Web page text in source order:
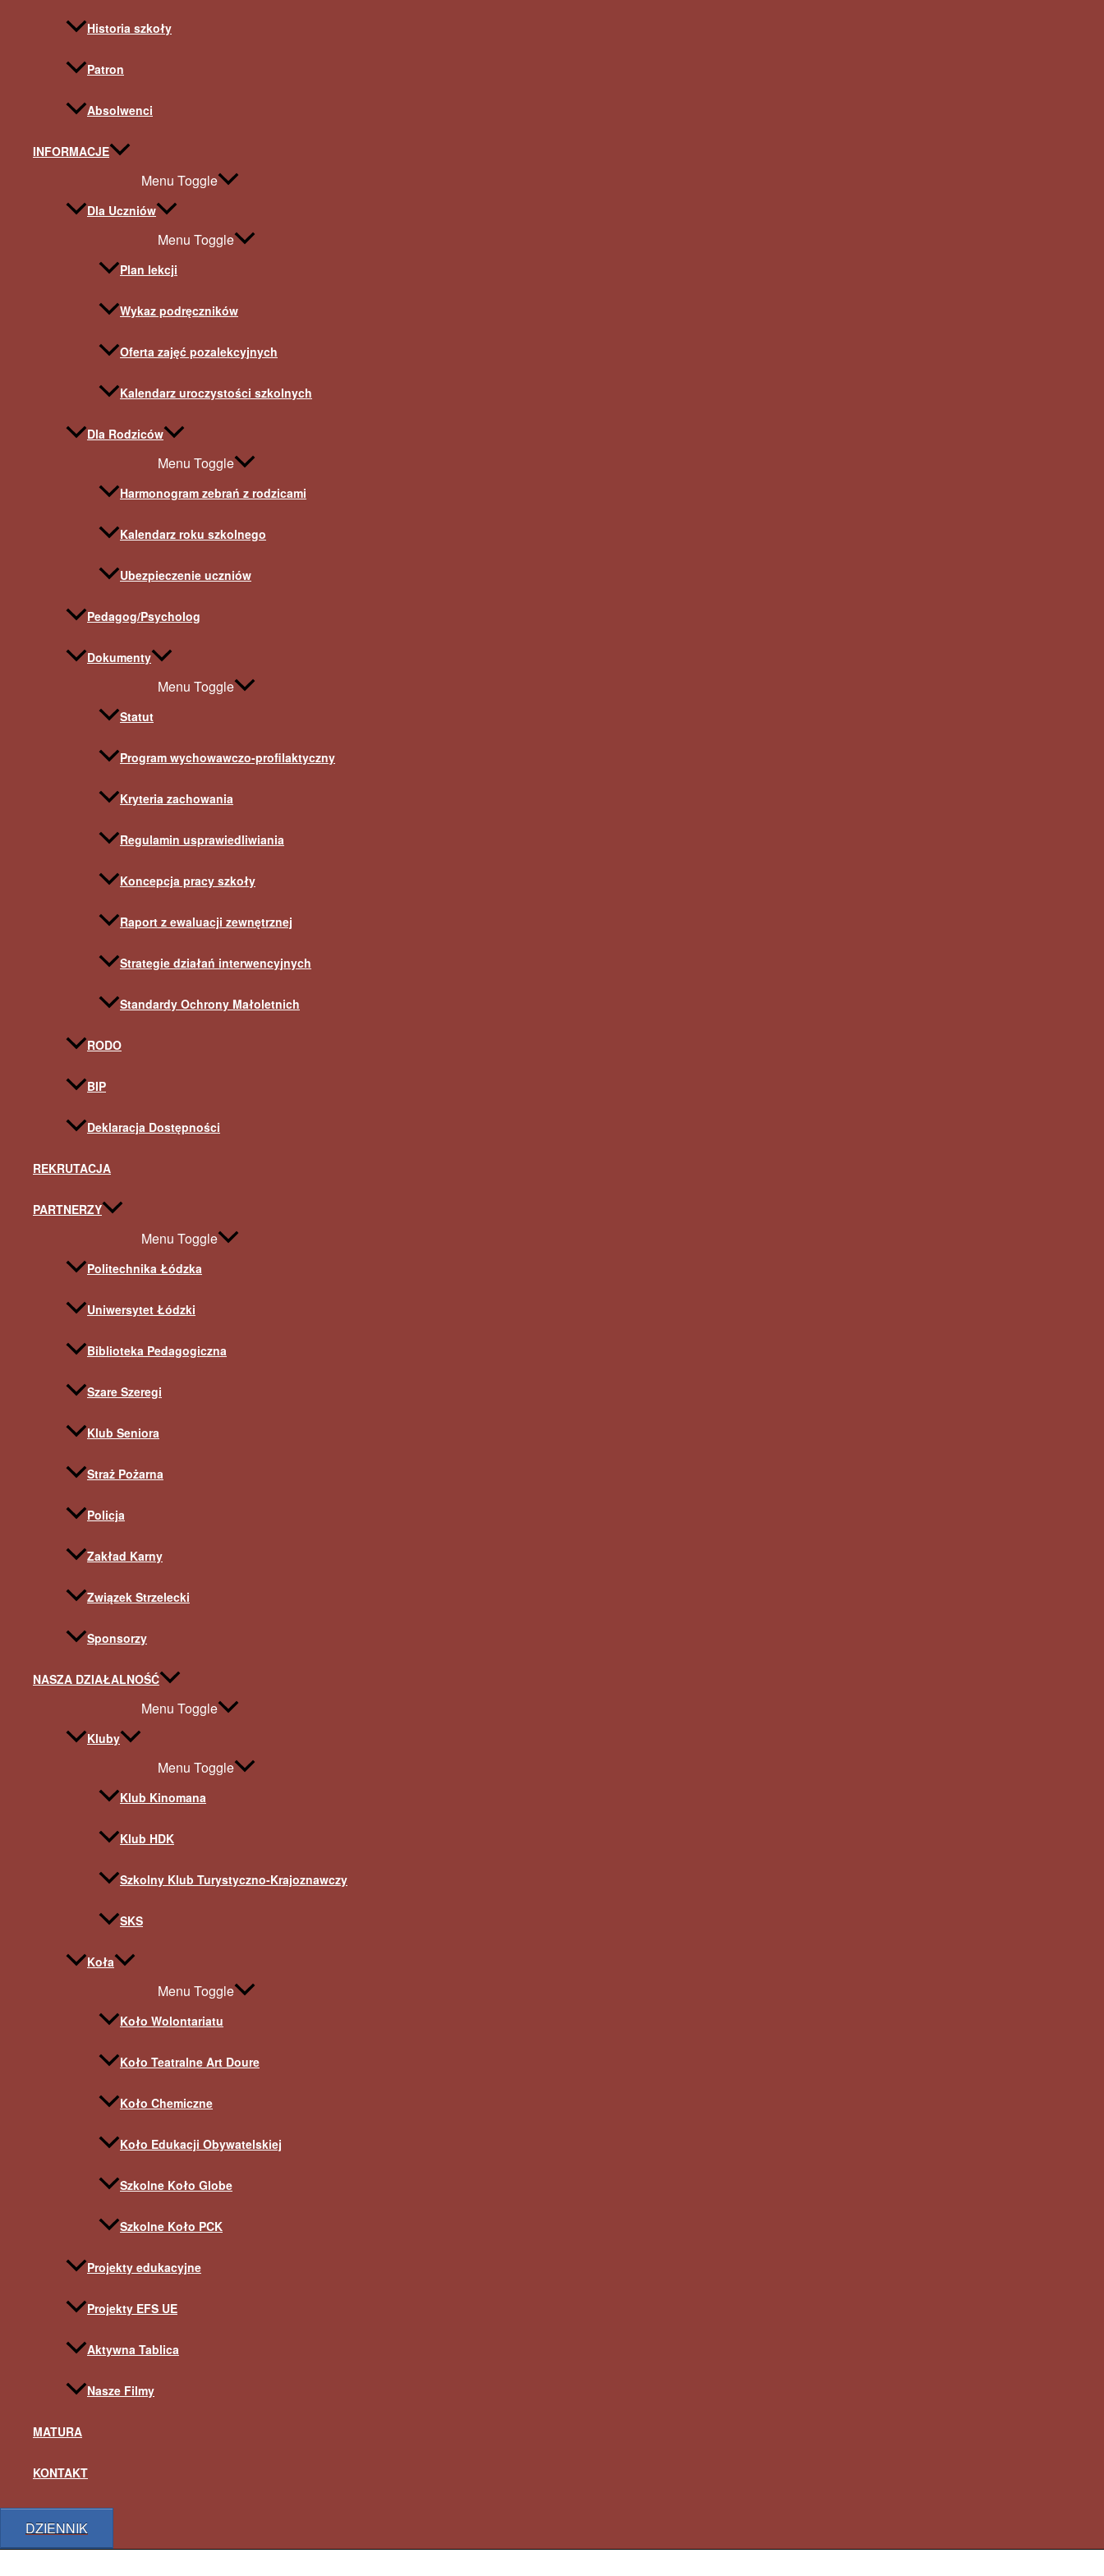
Historia szkoły
Patron
Absolwenci
INFORMACJE
Menu Toggle
Dla Uczniów
Menu Toggle
Plan lekcji
Wykaz podręczników
Oferta zajęć pozalekcyjnych
Kalendarz uroczystości szkolnych
Dla Rodziców
Menu Toggle
Harmonogram zebrań z rodzicami
Kalendarz roku szkolnego
Ubezpieczenie uczniów
Pedagog/Psycholog
Dokumenty
Menu Toggle
Statut
Program wychowawczo-profilaktyczny
Kryteria zachowania
Regulamin usprawiedliwiania
Koncepcja pracy szkoły
Raport z ewaluacji zewnętrznej
Strategie działań interwencyjnych
Standardy Ochrony Małoletnich
RODO
BIP
Deklaracja Dostępności
REKRUTACJA
PARTNERZY
Menu Toggle
Politechnika Łódzka
Uniwersytet Łódzki
Biblioteka Pedagogiczna
Szare Szeregi
Klub Seniora
Straż Pożarna
Policja
Zakład Karny
Związek Strzelecki
Sponsorzy
NASZA DZIAŁALNOŚĆ
Menu Toggle
Kluby
Menu Toggle
Klub Kinomana
Klub HDK
Szkolny Klub Turystyczno-Krajoznawczy
SKS
Koła
Menu Toggle
Koło Wolontariatu
Koło Teatralne Art Doure
Koło Chemiczne
Koło Edukacji Obywatelskiej
Szkolne Koło Globe
Szkolne Koło PCK
Projekty edukacyjne
Projekty EFS UE
Aktywna Tablica
Nasze Filmy
MATURA
KONTAKT
DZIENNIK